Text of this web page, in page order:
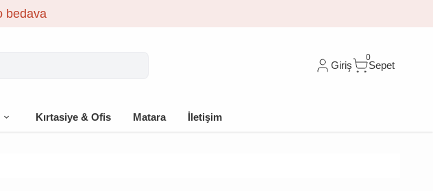
🎁 İlk siparişe %10 indirim
Giriş
0
Sepet
Kırtasiye & Ofis Matara İletişim